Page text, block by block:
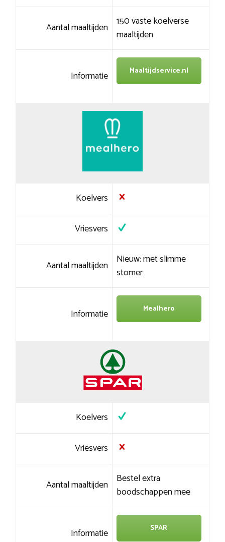
Aantal maaltijden 150 vaste koelverse
maaltijden
Informatie Maaltijdservice.nl
Koelvers
Vriesvers
Aantal maaltijden Nieuw: met slimme
stomer
Informatie Mealhero
Koelvers
Vriesvers
Aantal maaltijden Bestel extra
boodschappen mee
Informatie SPAR